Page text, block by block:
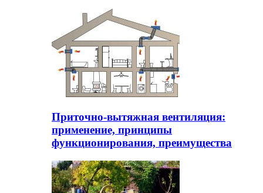
Приточно-вытяжная вентиляция:
применение, принципы
функционирования, преимущества